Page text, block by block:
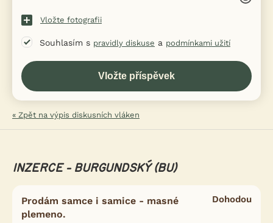
Vložte fotografii
Souhlasím s pravidly diskuse a podmínkami užití
« Zpět na výpis diskusních vláken
INZERCE - BURGUNDSKÝ (BU)
Prodám samce i samice - masné
plemeno.
Dohodou